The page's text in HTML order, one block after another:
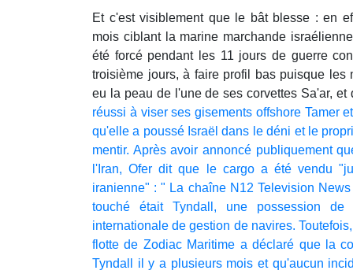
Et c'est visiblement que le bât blesse : en
mois ciblant la marine marchande
été forcé pendant les 11 jours de guerre
troisième jours, à faire profil bas puisque les
eu la peau de l'une de ses corvettes Sa'ar, et
réussi à viser ses gisements offshore Tamer
qu'elle a poussé Israël dans le déni et le
mentir. Après avoir annoncé publiquement
l'Iran, Ofer dit que le cargo a été vendu
iranienne" : " La chaîne N12 Television
touché était Tyndall, une possession de
internationale de gestion de navires.
flotte de Zodiac Maritime a déclaré que la
Tyndall il y a plusieurs mois et qu'aucun